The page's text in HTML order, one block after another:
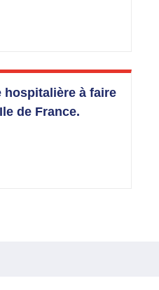
hospitalière à faire
de France.